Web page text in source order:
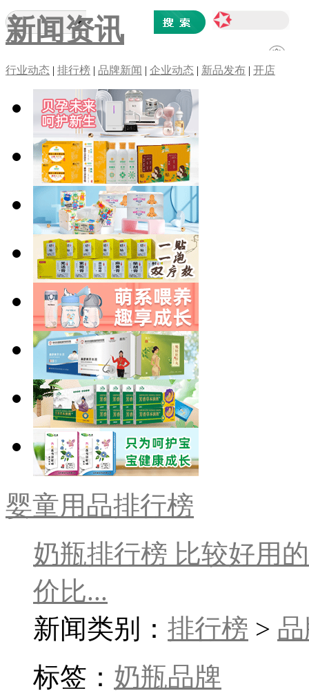
新闻资讯
行业动态 | 排行榜 | 品牌新闻 | 企业动态 | 新品发布 | 开店
婴童用品排行榜
奶瓶排行榜 比较好用
价比...
新闻类别： 排行榜 >
标签： 奶瓶品牌